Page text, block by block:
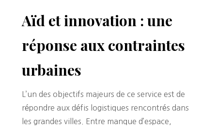
Aïd et innovation : une
réponse aux contraintes
urbaines
L’un des objectifs majeurs de ce service est de
répondre aux défis logistiques rencontrés dans
les grandes villes. Entre manque d’espace,